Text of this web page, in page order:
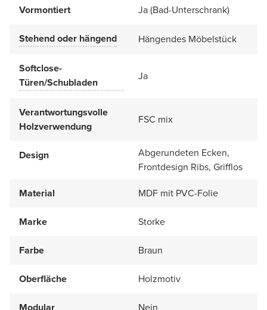
Vormontiert Ja (Bad-Unterschrank)
Stehend oder hängend Hängendes Möbelstück
Softclose-
Türen/Schubladen
Ja
Verantwortungsvolle
Holzverwendung
FSC mix
Design
Abgerundeten Ecken,
Frontdesign Ribs, Grifflos
Material
MDF mit PVC-Folie
Marke Storke
Farbe Braun
Oberfläche Holzmotiv
Modular Nein